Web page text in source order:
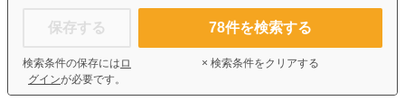
保存する
検索条件の保存には ロ
グインが必要です。
78件を検索する
× 検索条件をクリアする